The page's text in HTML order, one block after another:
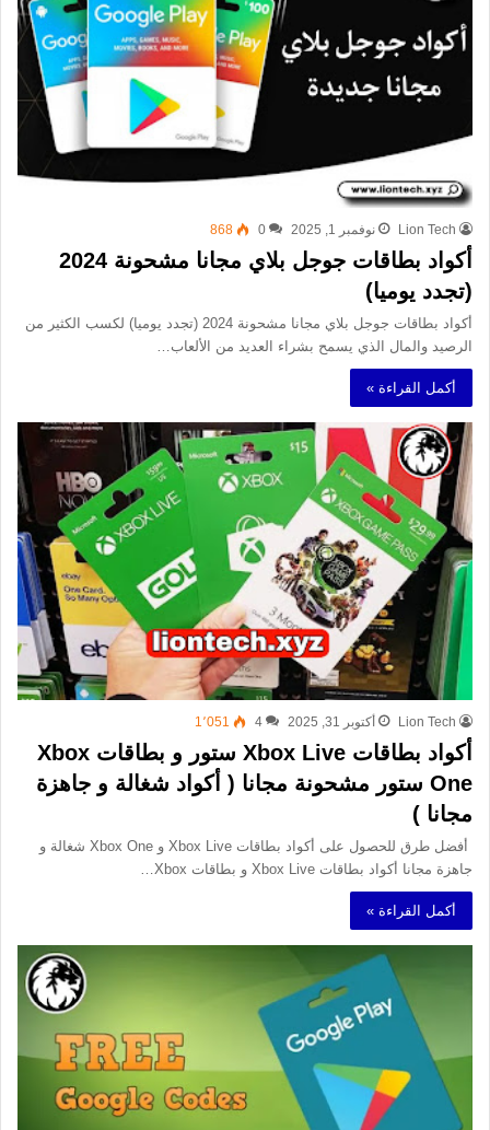
Lion Tech نوفمبر 1, 2025 0
868
أكواد بطاقات جوجل بلاي مجانا مشحونة 2024
(تجدد يوميا)
أكواد بطاقات جوجل بلاي مجانا مشحونة 2024 (تجدد يوميا) لكسب الكثير من
الرصيد والمال الذي يسمح بشراء العديد من الألعاب…
أكمل القراءة »
Lion Tech أكتوبر 31, 2025 4 1٬051
أكواد بطاقات Xbox Live ستور و بطاقات Xbox
One ستور مشحونة مجانا ( أكواد شغالة و جاهزة
مجانا )
أفضل طرق للحصول على أكواد بطاقات Xbox Live و Xbox One شغالة و
جاهزة مجانا أكواد بطاقات Xbox Live و بطاقات Xbox…
أكمل القراءة »